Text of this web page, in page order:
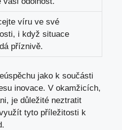
víru ve své
i když situace
příznivě.
jako k součásti
inovace. V okamžicích,
je důležité neztratit
tyto příležitosti k